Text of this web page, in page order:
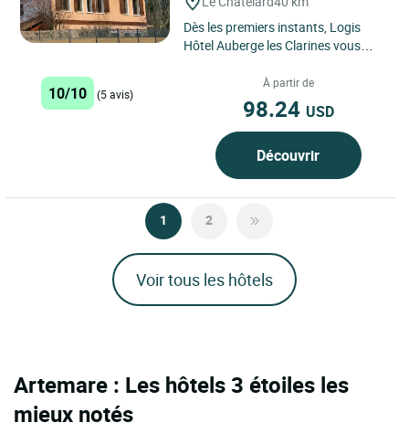
Dès les premiers instants, Logis
Hôtel Auberge les Clarines vous
authentique nichée au...
10/10 (5 avis)
À partir de
98.24 USD
Découvrir
1 2
Voir tous les hôtels
Artemare : Les hôtels 3 étoiles les
mieux notés